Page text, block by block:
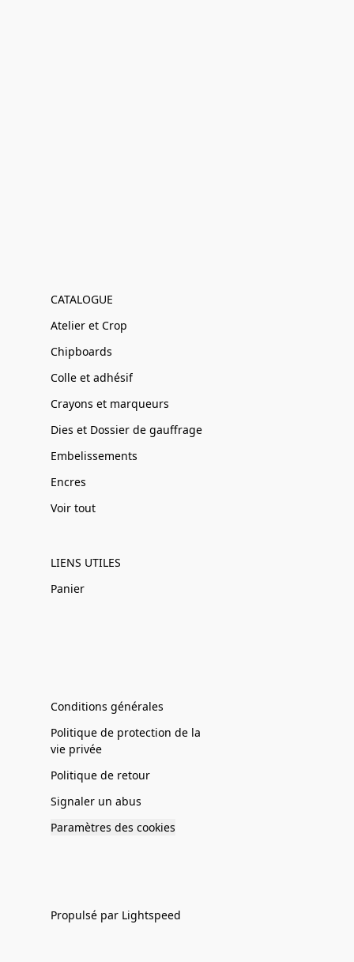
CATALOGUE
Atelier et Crop
Chipboards
Colle et adhésif
Crayons et marqueurs
Dies et Dossier de gauffrage
Embelissements
Encres
Voir tout
LIENS UTILES
Panier
Conditions générales
Politique de protection de la
vie privée
Politique de retour
Signaler un abus
Paramètres des cookies
Propulsé par Lightspeed